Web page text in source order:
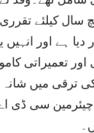
سال کیلئے
دیا ہے اور
اور تعمیراتی
میں شانہ
سی ڈی